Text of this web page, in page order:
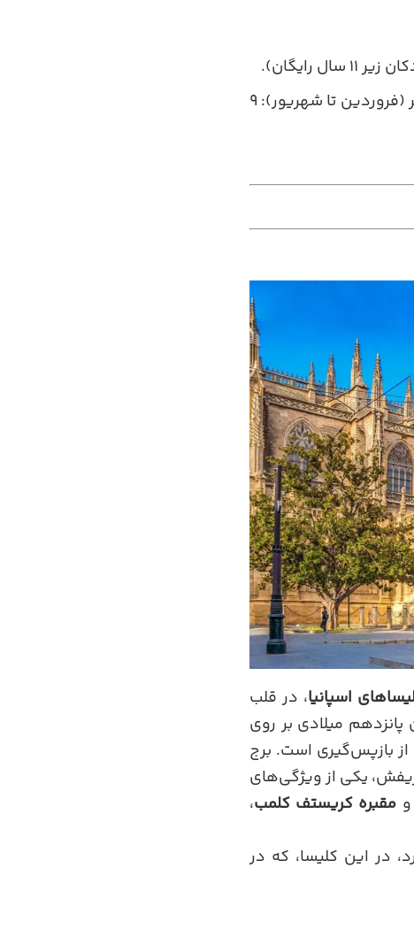
: اکتبر تا مارس (مهر تا اسفند): ۹ صبح تا ۶ عصر؛ آوریل تا سپتامبر (فروردین تا شهریور): ۹
اسپانیا، در قلب
میلادی بر روی
بازپس‌گیری است. برج
یکی از ویژگی‌های
مقبره کریستف کلمب،
در این کلیسا، که در